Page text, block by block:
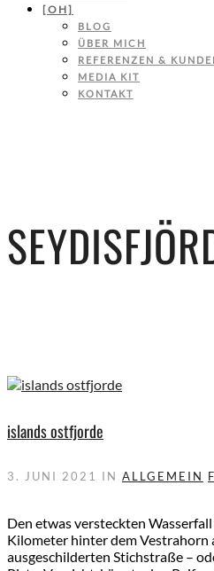
[OH]
BLOG
ÜBER MICH
REFERENZEN &
MEDIA KIT
KONTAKT
islands ostfjorde
3. JUNI 2021 IN ALLGEMEIN
Den etwas versteckten
Kilometer hinter dem Vestrahorn
ausgeschilderten Stichstraße –